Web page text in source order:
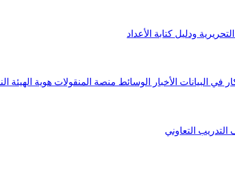
ودليل كتابة الأعداد
في البيانات الأخبار الوسائط منصة المنقولات هوية الهيئة
التدريب التعاوني